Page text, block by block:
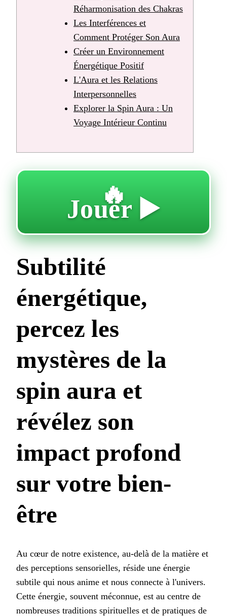
Réharmonisation des Chakras
Les Interférences et
Comment Protéger Son Aura
Créer un Environnement
Énergétique Positif
L'Aura et les Relations
Interpersonnelles
Explorer la Spin Aura : Un
Voyage Intérieur Continu
🔥
Jouer ▶️
Subtilité
énergétique,
percez les
mystères de la
spin aura et
révélez son
impact profond
sur votre bien-
être
Au cœur de notre existence, au-delà de la matière et
des perceptions sensorielles, réside une énergie
subtile qui nous anime et nous connecte à l'univers.
Cette énergie, souvent méconnue, est au centre de
nombreuses traditions spirituelles et de pratiques de